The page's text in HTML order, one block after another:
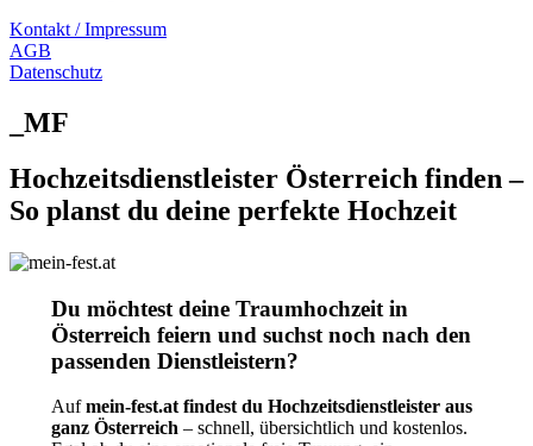
Kontakt / Impressum
AGB
Datenschutz
_MF
Hochzeitsdienstleister Österreich finden –
So planst du deine perfekte Hochzeit
Du möchtest deine Traumhochzeit in
Österreich feiern und suchst noch nach den
passenden Dienstleistern?
Aufmein-fest.at findest du Hochzeitsdienstleister aus
ganz Österreich– schnell, übersichtlich und kostenlos.